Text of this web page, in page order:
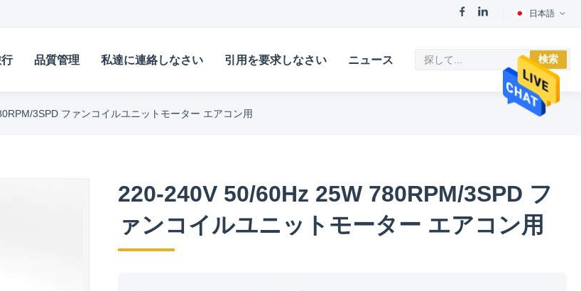
日本語
品質管理 私達に連絡しなさい 引用を要求しなさい ニュース 検索
3SPD ファンコイルユニットモーター エアコン用
220-240V 50/60Hz 25W 780RPM/3SPD フ
ァンコイルユニットモーター エアコン用